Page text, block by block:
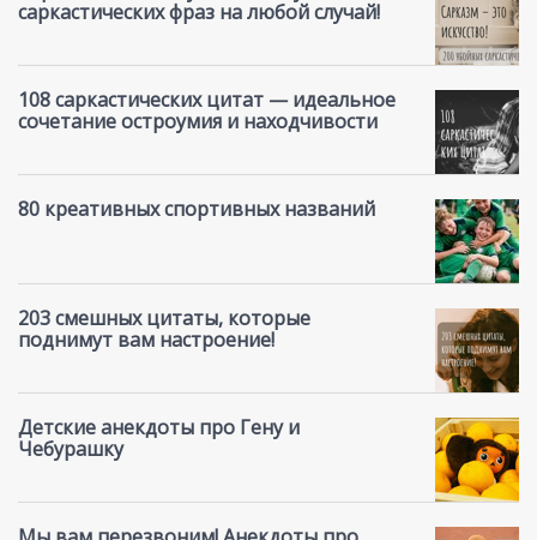
саркастических фраз на любой случай!
108 саркастических цитат — идеальное
сочетание остроумия и находчивости
80 креативных спортивных названий
203 смешных цитаты, которые
поднимут вам настроение!
Детские анекдоты про Гену и
Чебурашку